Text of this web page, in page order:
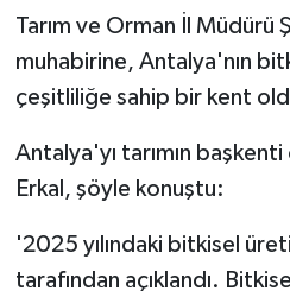
Tarım ve Orman İl Müdürü
muhabirine, Antalya'nın
çeşitliliğe sahip bir kent
Antalya'yı tarımın
Erkal, şöyle konuştu:
'2025 yılındaki bitkisel
tarafından açıklandı.